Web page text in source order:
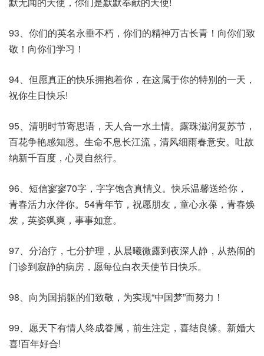
93、你们的英名永垂不朽，你们的精神万古长青！向你们致
敬！向你们学习！
94、但愿真正的快乐拥抱着你，在这属于你的特别的一天，
祝你生日快乐!
95、清明时节寄思语，天人合一水土情。露珠滋润复苏节，
百花争艳感知恩。生命不息长江流，清风细雨春意安。吐故
纳新千百度，心灵自然行。
96、短信寥寥70字，字字饱含真情义。快乐温馨送给你，
青春活力永伴你。54青年节，祝愿朋友，童心永葆，青春焕
发，英姿飒爽，事事如意。
97、分治疗，七分护理，从晨曦微露到夜深人静，从热闹的
门诊到寂静的病房，愿每位白衣天使节日快乐。
98、向为国捐躯的们致敬，为实现“中国梦”而努力！
99、愿天下有情人终成眷属，前生注定，喜结良缘。新婚大
喜!百年好合!